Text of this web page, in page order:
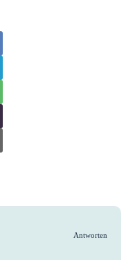
Antworten